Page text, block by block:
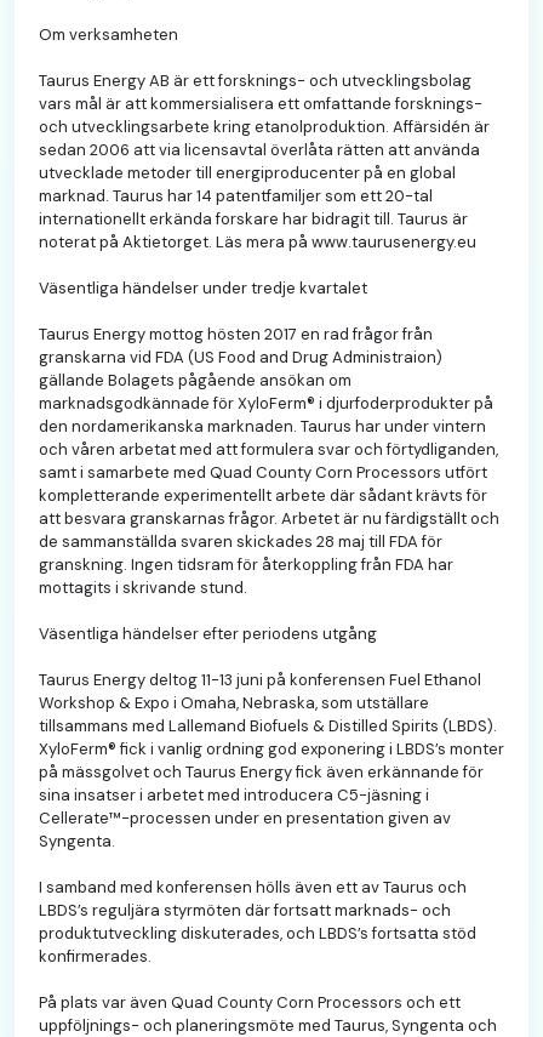
Om verksamheten
Taurus Energy AB är ett forsknings- och utvecklingsbolag
vars mål är att kommersialisera ett omfattande forsknings-
och utvecklingsarbete kring etanolproduktion. Affärsidén är
sedan 2006 att via licensavtal överlåta rätten att använda
utvecklade metoder till energiproducenter på en global
marknad. Taurus har 14 patentfamiljer som ett 20-tal
internationellt erkända forskare har bidragit till. Taurus är
noterat på Aktietorget. Läs mera på www.taurusenergy.eu
Väsentliga händelser under tredje kvartalet
Taurus Energy mottog hösten 2017 en rad frågor från
granskarna vid FDA (US Food and Drug Administraion)
gällande Bolagets pågående ansökan om
marknadsgodkännade för XyloFerm® i djurfoderprodukter på
den nordamerikanska marknaden. Taurus har under vintern
och våren arbetat med att formulera svar och förtydliganden,
samt i samarbete med Quad County Corn Processors utfört
kompletterande experimentellt arbete där sådant krävts för
att besvara granskarnas frågor. Arbetet är nu färdigställt och
de sammanställda svaren skickades 28 maj till FDA för
granskning. Ingen tidsram för återkoppling från FDA har
mottagits i skrivande stund.
Väsentliga händelser efter periodens utgång
Taurus Energy deltog 11-13 juni på konferensen Fuel Ethanol
Workshop & Expo i Omaha, Nebraska, som utställare
tillsammans med Lallemand Biofuels & Distilled Spirits (LBDS).
XyloFerm® fick i vanlig ordning god exponering i LBDS’s monter
på mässgolvet och Taurus Energy fick även erkännande för
sina insatser i arbetet med introducera C5-jäsning i
Cellerate™-processen under en presentation given av
Syngenta.
I samband med konferensen hölls även ett av Taurus och
LBDS’s reguljära styrmöten där fortsatt marknads- och
produktutveckling diskuterades, och LBDS’s fortsatta stöd
konfirmerades.
På plats var även Quad County Corn Processors och ett
uppföljnings- och planeringsmöte med Taurus, Syngenta och